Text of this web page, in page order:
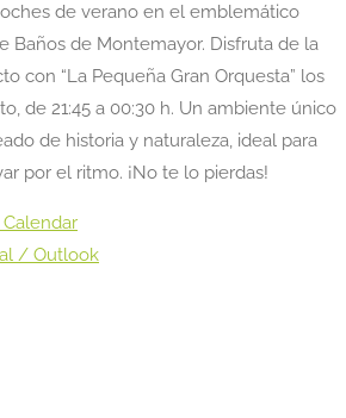
de verano en el emblemático
Baños de Montemayor. Disfruta de la
con “La Pequeña Gran Orquesta” los
de 21:45 a 00:30 h. Un ambiente único
de historia y naturaleza, ideal para
por el ritmo. ¡No te lo pierdas!
/ Outlook